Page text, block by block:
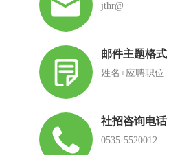
jthr@
邮件主题格式
姓名+应聘职位
社招咨询电话
0535-5520012